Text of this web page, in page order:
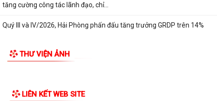
tăng cường công tác lãnh đạo, chỉ...
Quý III và IV/2026, Hải Phòng phấn đấu tăng trưởng GRDP trên 14%
Đảng đối với công tác kiểm sát...
THƯ VIỆN ẢNH